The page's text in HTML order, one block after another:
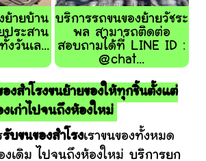
ย้ายบ้าน
ประสาน
งวันเล...
บริการรถขนของย้ายวัชระ
พล สามารถติดต่อ
สอบถามได้ที่ LINE ID :
@chat...
งสำโรงขนย้ายของให้ทุกชิ้นตั้งแต่
เก่าไปจนถึงห้องใหม่
รับขนของสำโรงเราขนของทั้งหมด
งเดิม ไปจนถึงห้องใหม่ บริการยก